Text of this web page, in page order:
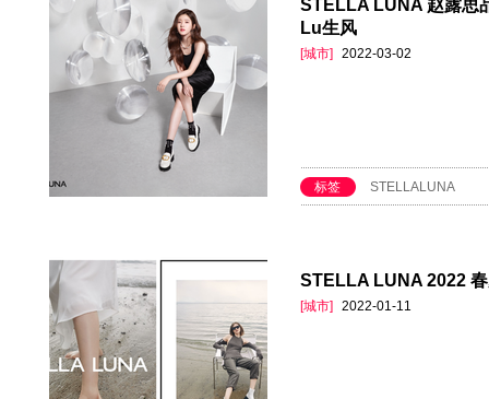
STELLA LUNA 赵露
Lu生风
[城市] 2022-03-02
标签 STELLALUNA
STELLA LUNA 2022
[城市] 2022-01-11